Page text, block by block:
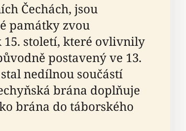
Čechách, jsou
památky zvou
15. století, které ovlivnily
postavený ve 13.
nedílnou součástí
brána doplňuje
brána do táborského